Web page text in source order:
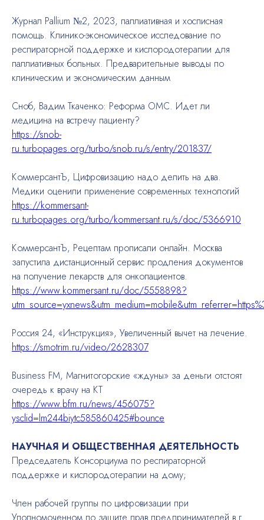
Журнал Pallium №2, 2023, паллиативная и хосписная
помощь. Клинико-экономическое исследование по
респираторной поддержке и кислородотерапии для
паллиативных больных. Предварительные выводы по
клиническим и экономическим данным
Сноб, Вадим Ткаченко: Реформа ОМС. Идет ли
медицина на встречу пациенту?
https://snob-
ru.turbopages.org/turbo/snob.ru/s/entry/201837/
КоммерсантЪ, Цифровизацию надо делить на два.
Медики оценили применение современных технологий
https://kommersant-
ru.turbopages.org/turbo/kommersant.ru/s/doc/5366910
КоммерсантЪ, Рецептам прописали онлайн. Москва
запустила дистанционный сервис продления документов
на получение лекарств для онкопациентов.
https://www.kommersant.ru/doc/5558898?
Россия 24, «Инструкция», Увеличенный вычет на лечение.
https://smotrim.ru/video/2628307
Business FM, Магнитогорские «ждуны» за деньги отстоят
очередь к врачу на КТ
https://www.bfm.ru/news/456075?
ysclid=lm244biytc585860425#bounce
НАУЧНАЯ И ОБЩЕСТВЕННАЯ ДЕЯТЕЛЬНОСТЬ
Председатель Консорциума по респираторной
поддержке и кислородотерапии на дому;
Член рабочей группы по цифровизации при